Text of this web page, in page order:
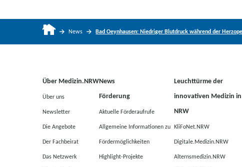
News Bad Oeynhausen: Niedriger Blutdruck während der
Über Medizin.NRW
Über uns
Newsletter
Die Angebote
Der Fachbeirat
Das Netzwerk
News
Förderung
Aktuelle Förderaufrufe
Allgemeine Informationen zu
Fördermöglichkeiten
Highlight-Projekte
Leuchttürme der
innovativen Medizin in
NRW
KliFoNet.NRW
Digitale.Medizin.NRW
Alternsmedizin.NRW